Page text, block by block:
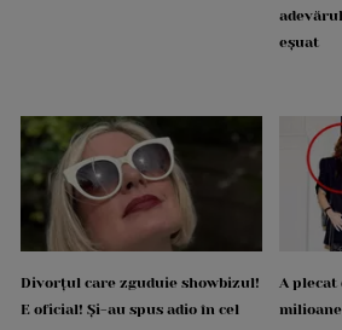
eșuat
Divorțul care zguduie showbizul!
E oficial! Și-au spus adio în cel
A plecat